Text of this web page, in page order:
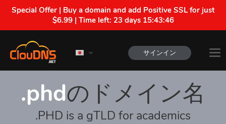
Special Offer | Buy a domain and add Positive SSL for just
$6.99 | Time left: 23 days 15:43:45
サインイン
.phdのドメイン名
.PHD is a gTLD for academics